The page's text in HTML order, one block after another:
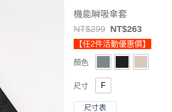
機能瞬吸傘套
NT$299 Original
price
was:
NT$299.
NT$263Current
price
is:
NT$263.
【任2件活動優惠價】
顏色
尺寸 F
尺寸表